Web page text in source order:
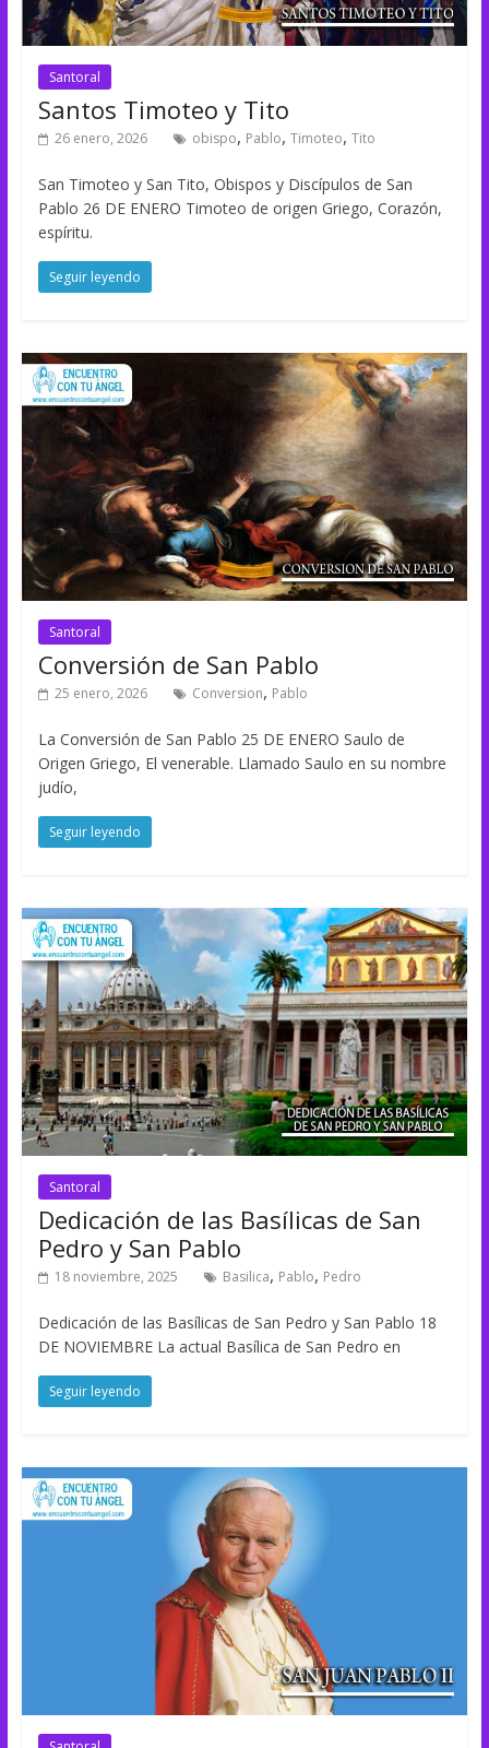
Santoral
Santos Timoteo y Tito
26 enero, 2026 obispo, Pablo, Timoteo, Tito
San Timoteo y San Tito, Obispos y Discípulos de San
Pablo 26 DE ENERO Timoteo de origen Griego, Corazón,
espíritu.
Seguir leyendo
Santoral
Conversión de San Pablo
25 enero, 2026 Conversion, Pablo
La Conversión de San Pablo 25 DE ENERO Saulo de
Origen Griego, El venerable. Llamado Saulo en su nombre
judío,
Seguir leyendo
Santoral
Dedicación de las Basílicas de San
Pedro y San Pablo
18 noviembre, 2025 Basilica, Pablo, Pedro
Dedicación de las Basílicas de San Pedro y San Pablo 18
DE NOVIEMBRE La actual Basílica de San Pedro en
Seguir leyendo